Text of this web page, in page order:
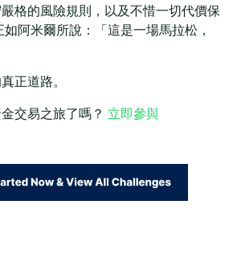
格的風險規則，以及不惜一切代價保
阿米爾所說：「這是一場馬拉松，
正道路。
交易之旅了嗎？ 立即參與